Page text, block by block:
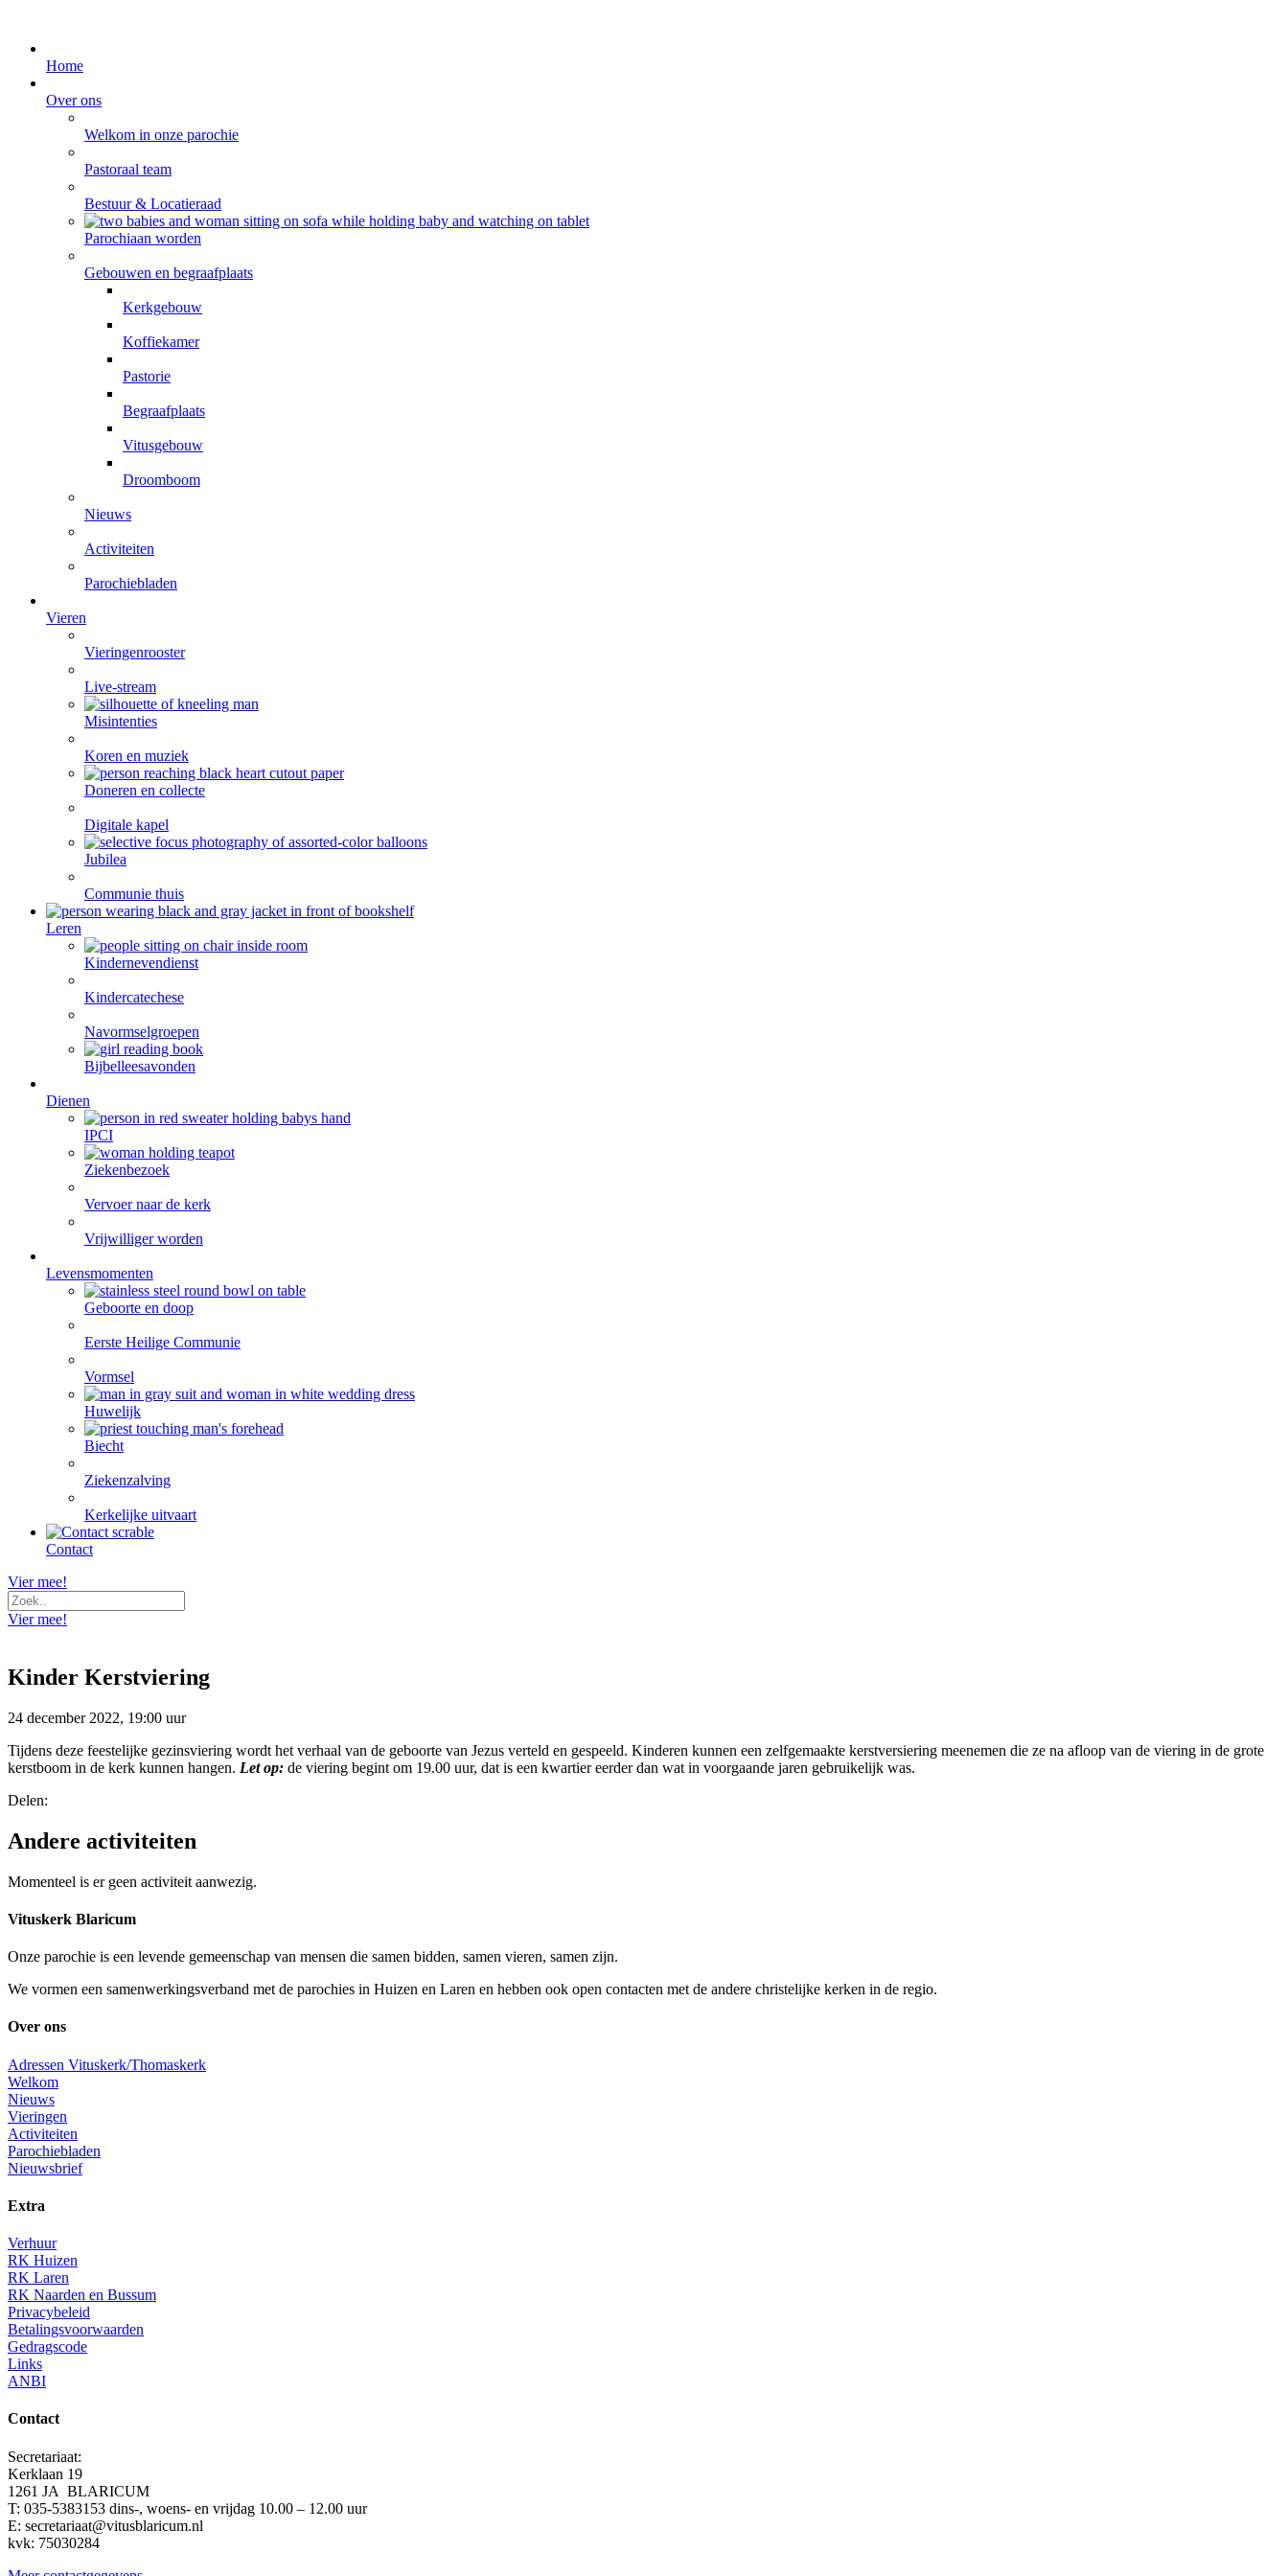
Home
Over ons
Welkom in onze parochie
Pastoraal team
Bestuur & Locatieraad
Parochiaan worden
Gebouwen en begraafplaats
Kerkgebouw
Koffiekamer
Pastorie
Begraafplaats
Vitusgebouw
Droomboom
Nieuws
Activiteiten
Parochiebladen
Vieren
Vieringenrooster
Live-stream
Misintenties
Koren en muziek
Doneren en collecte
Digitale kapel
Jubilea
Communie thuis
Leren
Kindernevendienst
Kindercatechese
Navormselgroepen
Bijbelleesavonden
Dienen
IPCI
Ziekenbezoek
Vervoer naar de kerk
Vrijwilliger worden
Levensmomenten
Geboorte en doop
Eerste Heilige Communie
Vormsel
Huwelijk
Biecht
Ziekenzalving
Kerkelijke uitvaart
Contact
Vier mee!
Vier mee!
Kinder Kerstviering
24 december 2022, 19:00 uur
Tijdens deze feestelijke gezinsviering wordt het verhaal van de geboorte van Jezus verteld en gespeeld. Kinderen kunnen een zelfgemaakte kerstversiering meenemen die ze na afloop van de viering in de grote
kerstboom in de kerk kunnen hangen. Let op: de viering begint om 19.00 uur, dat is een kwartier eerder dan wat in voorgaande jaren gebruikelijk was.
Delen:
Andere activiteiten
Momenteel is er geen activiteit aanwezig.
Vituskerk Blaricum
Onze parochie is een levende gemeenschap van mensen die samen bidden, samen vieren, samen zijn.
We vormen een samenwerkingsverband met de parochies in Huizen en Laren en hebben ook open contacten met de andere christelijke kerken in de regio.
Over ons
Adressen Vituskerk/Thomaskerk
Welkom
Nieuws
Vieringen
Activiteiten
Parochiebladen
Nieuwsbrief
Extra
Verhuur
RK Huizen
RK Laren
RK Naarden en Bussum
Privacybeleid
Betalingsvoorwaarden
Gedragscode
Links
ANBI
Contact
Secretariaat:
Kerklaan 19
1261 JA BLARICUM
T: 035-5383153 dins-, woens- en vrijdag 10.00 – 12.00 uur
E: secretariaat@vitusblaricum.nl
kvk: 75030284